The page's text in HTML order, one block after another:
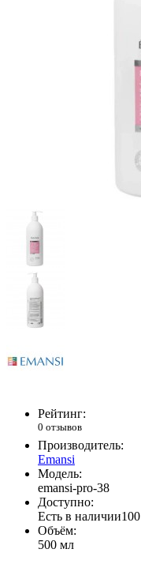
Рейтинг:
0 отзывов
Производитель:
Emansi
Модель:
emansi-pro-38
Доступно:
Есть в наличии100
Объём:
500 мл